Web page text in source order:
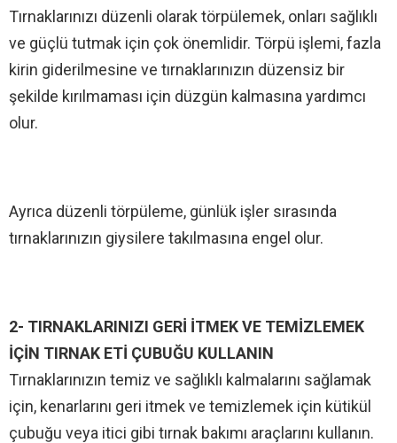
Tırnaklarınızı düzenli olarak törpülemek, onları sağlıklı
ve güçlü tutmak için çok önemlidir. Törpü işlemi, fazla
kirin giderilmesine ve tırnaklarınızın düzensiz bir
şekilde kırılmaması için düzgün kalmasına yardımcı
olur.
Ayrıca düzenli törpüleme, günlük işler sırasında
tırnaklarınızın giysilere takılmasına engel olur.
2- TIRNAKLARINIZI GERİ İTMEK VE TEMİZLEMEK
İÇİN TIRNAK ETİ ÇUBUĞU KULLANIN
Tırnaklarınızın temiz ve sağlıklı kalmalarını sağlamak
için, kenarlarını geri itmek ve temizlemek için kütikül
çubuğu veya itici gibi tırnak bakımı araçlarını kullanın.